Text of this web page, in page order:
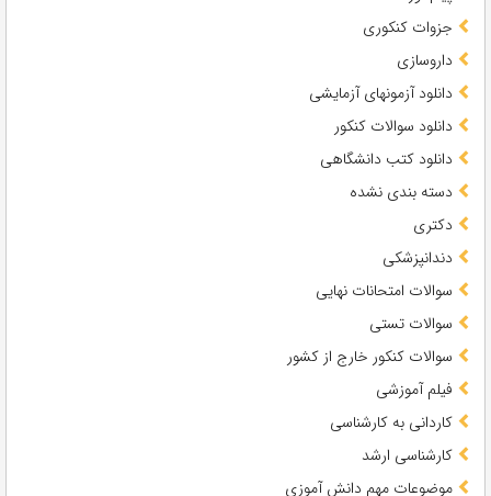
جزوات کنکوری
داروسازی
دانلود آزمونهای آزمایشی
دانلود سوالات کنکور
دانلود کتب دانشگاهی
دسته بندی نشده
دکتری
دندانپزشکی
سوالات امتحانات نهایی
سوالات تستی
سوالات کنکور خارج از کشور
فیلم آموزشی
کاردانی به کارشناسی
کارشناسی ارشد
موضوعات مهم دانش آموزی